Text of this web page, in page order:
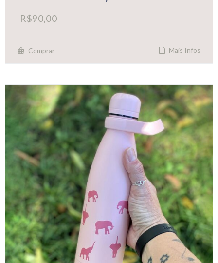
R$90,00
Comprar Mais Infos